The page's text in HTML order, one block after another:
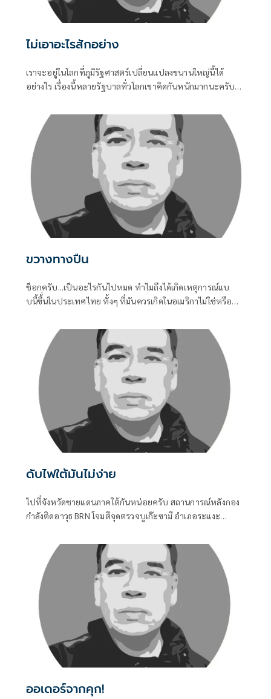
ไม่เอาอะไรสักอย่าง
เราจะอยู่ในโลกที่ภูมิรัฐศาสตร์เปลี่ยนแปลงขนานใหญ่นี้ได้
อย่างไร เรื่องนี้หลายรัฐบาลทั่วโลกเขาคิดกันหนักมากนะครับ
ศักดิ์สิทธิ์อีกต่อไปแล้ว
ขวางทางปืน
ช็อกครับ...เป็นอะไรกันไปหมด ทำไมถึงได้เกิดเหตุการณ์แบ
บนี้ขึ้่นในประเทศไทย ทั้งๆ ที่มันควรเกิดในอเมริกาไม่ใช่หรือ
ไม่ว่าเด็กหรือผูัใหญ่ เมื่อถึงคราวต้องการใช้ มันหาได้ไม่ยาก
ดับไฟใต้มันไม่ง่าย
ไปที่จังหวัดชายแดนภาคใต้กันหน่อยครับ สถานการณ์หลังกอง
กำลังติดอาวุธ BRN โจมตีจุดตรวจบูเก๊ะซามี อำเภอระแงะ
ไม่สู้ดีเลยครับ
ออเดอร์จากคุก!